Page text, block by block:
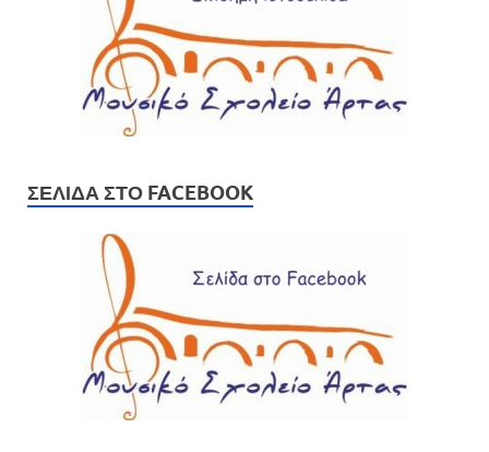
ΣΕΛΊΔΑ ΣΤΟ FACEBOOK